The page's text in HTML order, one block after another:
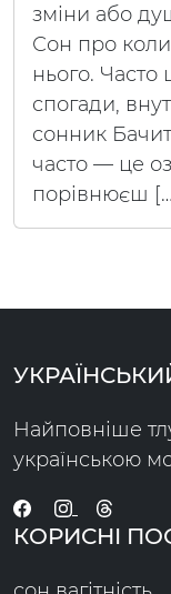
зміни або
Сон про
нього. Часто
спогади,
сонник
часто — це
порівнюєш
Найповніше
українською
КОРИСНІ